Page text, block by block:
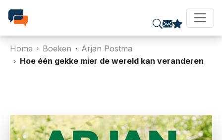
Home Boeken
Arjan Postma
Hoe één gekke mier de wereld kan veranderen